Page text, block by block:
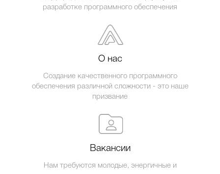
разработке программного обеспечения
О нас
Создание качественного программного
обеспечения различной сложности - это наше
призвание
Вакансии
Нам требуются молодые, энергичные и